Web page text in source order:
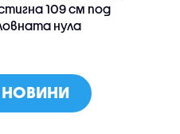
109 см под
нула
НОВИНИ